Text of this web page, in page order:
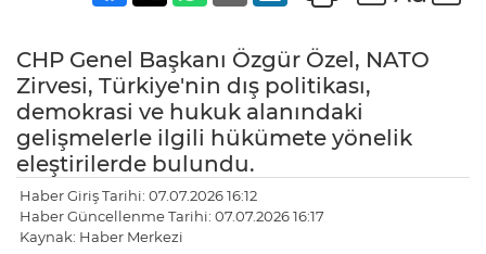
CHP Genel Başkanı Özgür Özel, NATO
Zirvesi, Türkiye'nin dış politikası,
demokrasi ve hukuk alanındaki
gelişmelerle ilgili hükümete yönelik
eleştirilerde bulundu.
Haber Giriş Tarihi: 07.07.2026 16:12
Haber Güncellenme Tarihi: 07.07.2026 16:17
Kaynak: Haber Merkezi